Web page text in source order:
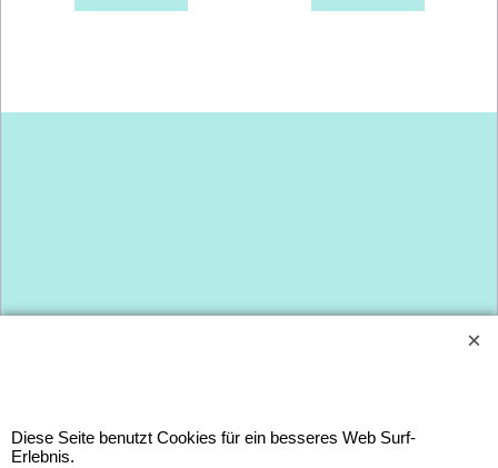
WebShop erstellt mit
ShopFactory Shop
Diese Seite benutzt Cookies für ein besseres Web Surf-
Erlebnis.